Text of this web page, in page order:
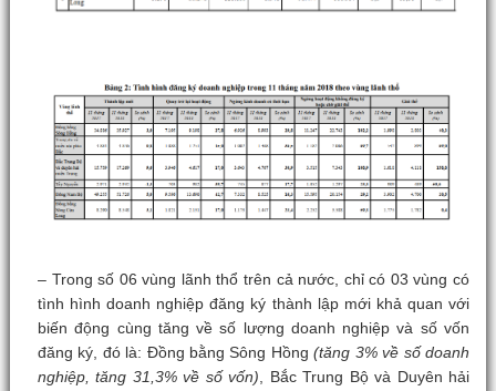
– Trong số 06 vùng lãnh thổ trên cả nước, chỉ có 03 vùng có
tình hình doanh nghiệp đăng ký thành lập mới khả quan với
biến động cùng tăng về số lượng doanh nghiệp và số vốn
đăng ký, đó là: Đồng bằng Sông Hồng(tăng 3% về số doanh
nghiệp, tăng 31,3% về số vốn), Bắc Trung Bộ và Duyên hải